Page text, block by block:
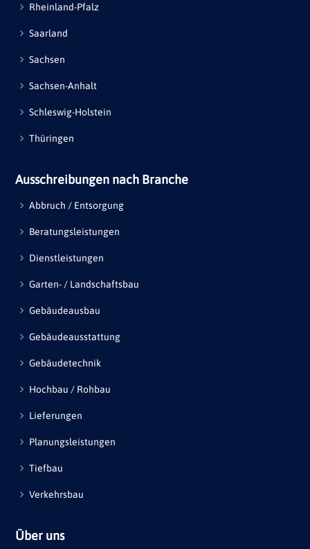
Rheinland-Pfalz
Saarland
Sachsen
Sachsen-Anhalt
Schleswig-Holstein
Thüringen
Ausschreibungen nach Branche
Abbruch / Entsorgung
Beratungsleistungen
Dienstleistungen
Garten- / Landschaftsbau
Gebäudeausbau
Gebäudeausstattung
Gebäudetechnik
Hochbau / Rohbau
Lieferungen
Planungsleistungen
Tiefbau
Verkehrsbau
Über uns